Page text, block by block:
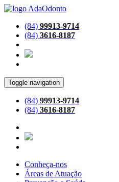
(84) 99913-9714
(84) 3616-8187
Toggle navigation
(84) 99913-9714
(84) 3616-8187
Conheça-nos
Áreas de Atuação